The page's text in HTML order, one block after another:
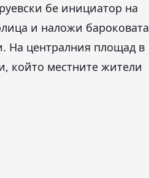
бе инициатор на
и наложи бароковата
На централния площад в
който местните жители